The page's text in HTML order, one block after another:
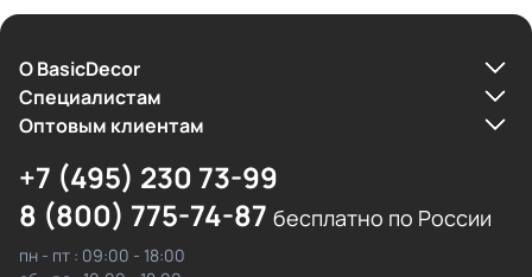
О BasicDecor
Cпециалистам
Оптовым клиентам
+7 (495) 230 73-99
8 (800) 775-74-87 бесплатно по России
пн - пт : 09:00 - 18:00